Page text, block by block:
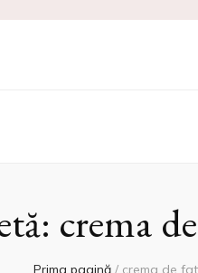
crema
Prima pagină / crema de